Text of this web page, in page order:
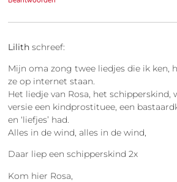
Lilith schreef:
Mijn oma zong twee liedjes die ik ken,
ze op internet staan.
Het liedje van Rosa, het schipperskind,
versie een kindprostituee, een
en ‘liefjes’ had.
Alles in de wind, alles in de wind,
Daar liep een schipperskind 2x
Kom hier Rosa,